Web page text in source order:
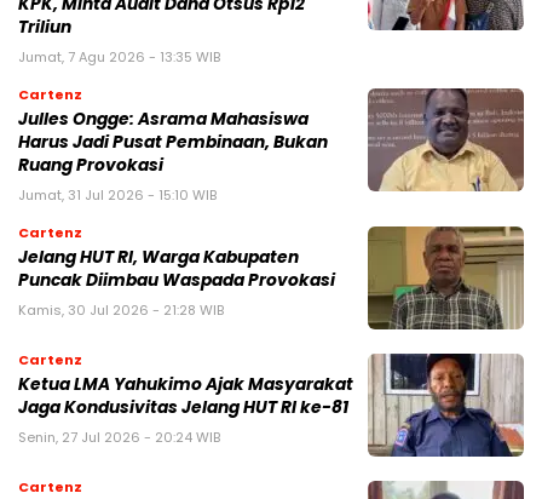
KPK, Minta Audit Dana Otsus Rp12
Triliun
Jumat, 7 Agu 2026 - 13:35 WIB
Cartenz
Julles Ongge: Asrama Mahasiswa
Harus Jadi Pusat Pembinaan, Bukan
Ruang Provokasi
Jumat, 31 Jul 2026 - 15:10 WIB
Cartenz
Jelang HUT RI, Warga Kabupaten
Puncak Diimbau Waspada Provokasi
Kamis, 30 Jul 2026 - 21:28 WIB
Cartenz
Ketua LMA Yahukimo Ajak Masyarakat
Jaga Kondusivitas Jelang HUT RI ke-81
Senin, 27 Jul 2026 - 20:24 WIB
Cartenz